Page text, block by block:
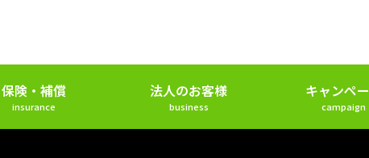
保険・補償
insurance
法人のお客様
business
キャンペ
campaign